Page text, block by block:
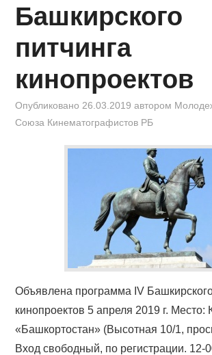
Башкирского
питчинга
кинопроектов
Опубликовано 26.03.2019 автором
Союза Кинематографистов РБ
Объявлена программа IV
кинопроектов 5 апреля 2019 г. Место:
«Башкортостан» (Высотная 10/1,
Вход свободный, по регистрации. 12-